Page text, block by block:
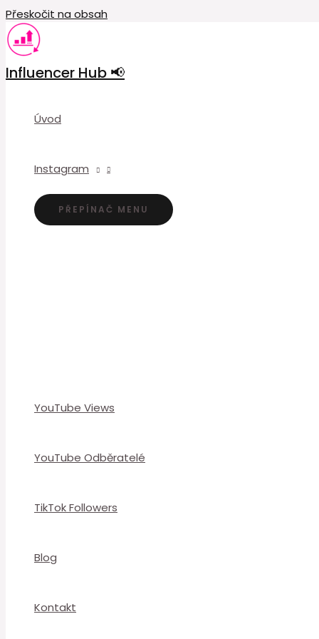
Přeskočit na obsah
Influencer Hub 📢
Úvod
Instagram
PŘEPÍNAČ MENU
YouTube Views
YouTube Odběratelé
TikTok Followers
Blog
Kontakt